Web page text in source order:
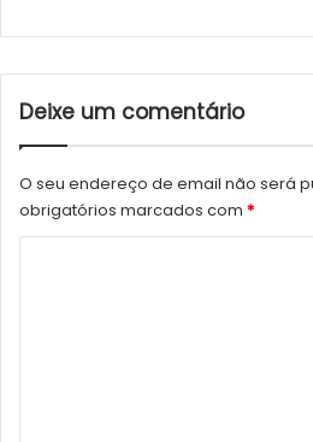
Deixe um comentário
O seu endereço de email não será
obrigatórios marcados com *